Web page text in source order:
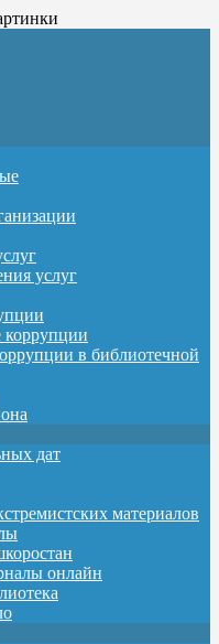
услуг
коррупции
в библиотечной
дат
материалов
онлайн